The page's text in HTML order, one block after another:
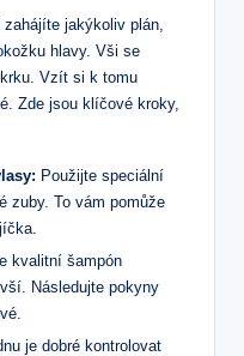
jakýkoliv plán,
hlavy. Vši se
Vzít si k tomu
Zde jsou klíčové kroky,
Použijte speciální
zuby. To vám pomůže
kvalitní šampón
Následujte pokyny
je dobré kontrolovat